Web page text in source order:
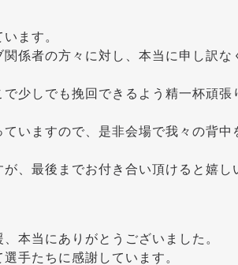
ます。
係者の方々に対し、本当に申し訳な
少しでも挽回できるよう精一杯頑張
いますので、是非会場で我々の背中
、最後までお付き合い頂けると嬉し
本当にありがとうございました。
手たちに感謝しています。